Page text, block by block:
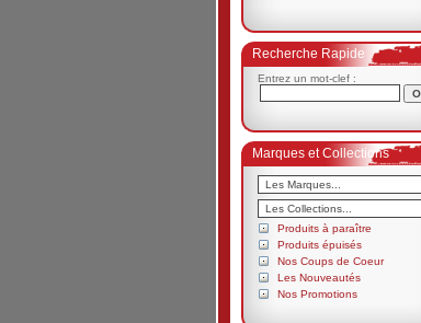
Recherche Rapide
Entrez un mot-clef :
Marques et Collections
Produits à paraître
Produits épuisés
Nos Coups de Coeur
Les Nouveautés
Nos Promotions